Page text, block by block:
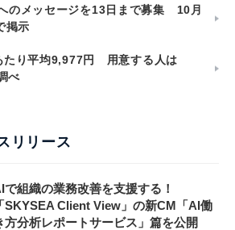
のメッセージを13日まで募集 10月
掲示
たり平均9,977円 用意する人は
べ
リリース
で組織の業務改善を支援する！
「SKYSEA Client View」の新CM「AI働
方分析レポートサービス」篇を公開